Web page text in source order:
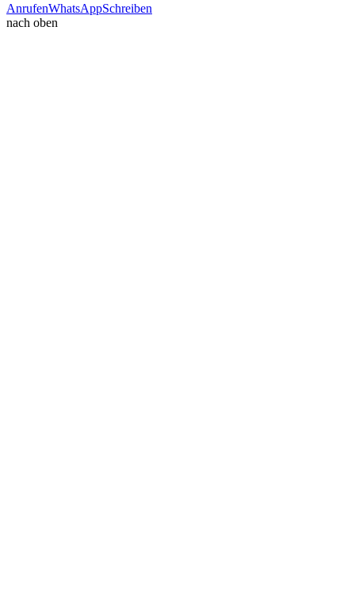
AnrufenWhatsAppSchreiben
nach oben